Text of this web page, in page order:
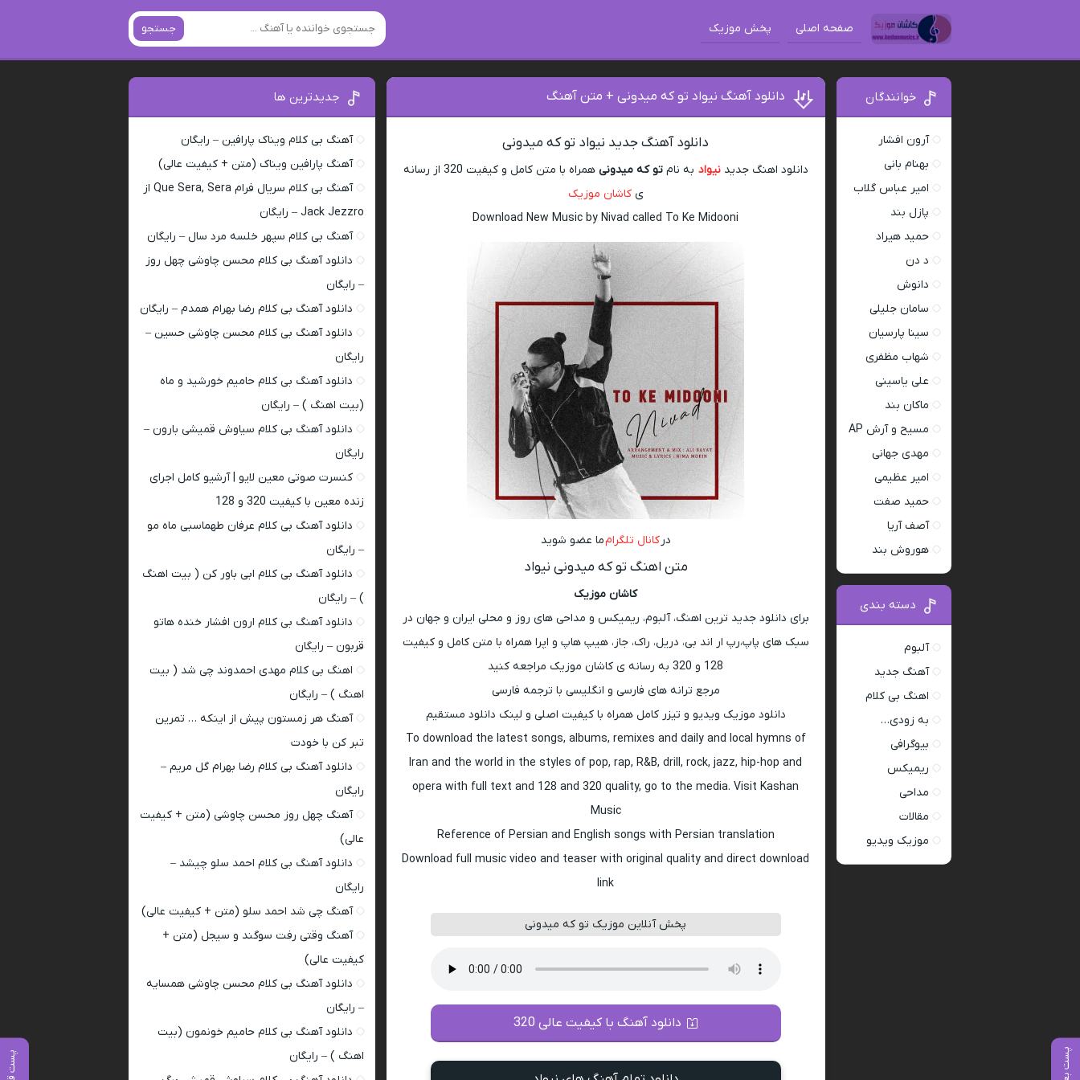
صفحه اصلی پخش موزیک جستجو
دانلود آهنگ نیواد تو که میدونی + متن آهنگ
دانلود آهنگ جدید نیواد تو که میدونی
دانلود اهنگ جدیدنیواد به نامتو که میدونی
همراه با متن کامل و کیفیت 320 از رسانه
یکاشان موزیک
Download New Music by Nivad called To Ke Midooni
در کانال تلگرامما عضو شوید
متن اهنگ تو که میدونی نیواد
کاشان موزیک
برای دانلود جدید ترین اهنگ، آلبوم، ریمیکس و مداحی های روز و محلی ایران و جهان در
سبک های پاپ،رپ ار اند بی، دریل، راک، جاز، هیپ هاپ و اپرا همراه با متن کامل و کیفیت
128 و 320 به رسانه ی کاشان موزیک مراجعه کنید
مرجع ترانه های فارسی و انگلیسی با ترجمه فارسی
دانلود موزیک ویدیو و تیزر کامل همراه با کیفیت اصلی و لینک دانلود مستقیم
To download the latest songs, albums, remixes and daily and local hymns of
Iran and the world in the styles of pop, rap, R&B, drill, rock, jazz, hip-hop and
opera with full text and 128 and 320 quality, go to the media. Visit Kashan
Music
Reference of Persian and English songs with Persian translation
Download full music video and teaser with original quality and direct download
link
پخش آنلاین موزیک تو که میدونی
دانلود آهنگ با کیفیت عالی 320
خوانندگان
آرون افشار
بهنام بانی
امیر عباس گلاب
پازل بند
حمید هیراد
د دن
دانوش
سامان جلیلی
سینا پارسیان
شهاب مظفری
علی یاسینی
ماکان بند
مسیح و آرش AP
مهدی جهانی
امیر عظیمی
حمید صفت
آصف آریا
هوروش بند
دسته بندی
آلبوم
آهنگ جدید
اهنگ بی کلام
به زودی…
بیوگرافی
ریمیکس
مداحی
مقالات
موزیک ویدیو
جدیدترین ها
آهنگ بی کلام ویناک پارافین – رایگان
آهنگ پارافین ویناک (متن + کیفیت عالی)
آهنگ بی کلام سریال فرام Que Sera, Sera از
Jack Jezzro – رایگان
آهنگ بی کلام سپهر خلسه مرد سال – رایگان
دانلود آهنگ بی کلام محسن چاوشی چهل روز
– رایگان
دانلود آهنگ بی کلام رضا بهرام همدم – رایگان
دانلود آهنگ بی کلام محسن چاوشی حسین –
رایگان
دانلود آهنگ بی کلام حامیم خورشید و ماه
(بیت اهنگ ) – رایگان
دانلود آهنگ بی کلام سیاوش قمیشی بارون –
رایگان
کنسرت صوتی معین لایو | آرشیو کامل اجرای
زنده معین با کیفیت 320 و 128
دانلود آهنگ بی کلام عرفان طهماسبی ماه مو
– رایگان
دانلود آهنگ بی کلام ابی باور کن ( بیت اهنگ
) – رایگان
دانلود آهنگ بی کلام ارون افشار خنده هاتو
قربون – رایگان
اهنگ بی کلام مهدی احمدوند چی شد ( بیت
اهنگ ) – رایگان
آهنگ هر زمستون پیش از اینکه … تمرین
تبر کن با خودت
دانلود آهنگ بی کلام رضا بهرام گل مریم –
رایگان
آهنگ چهل روز محسن چاوشی (متن + کیفیت
عالی)
دانلود آهنگ بی کلام احمد سلو چیشد –
رایگان
آهنگ چی شد احمد سلو (متن + کیفیت عالی)
آهنگ وقتی رفت سوگند و سیجل (متن +
کیفیت عالی)
دانلود آهنگ بی کلام محسن چاوشی همسایه
– رایگان
دانلود آهنگ بی کلام حامیم خونمون (بیت
اهنگ ) – رایگان